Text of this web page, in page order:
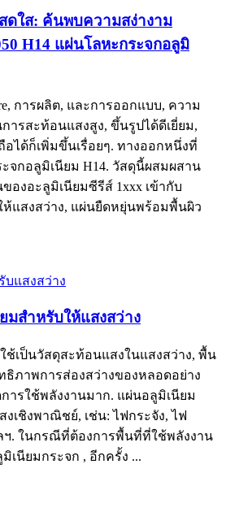
ดใส: ค้นพบความสง่างาม
H14 แผ่นโลหะกระจกอลูมิ
, การผลิต, และการออกแบบ, ความ
ารสะท้อนแสงสูง, ขึ้นรูปได้ดีเยี่ยม,
ได้ก็เพิ่มขึ้นเรื่อยๆ. ทางออกหนึ่งที่
จกอลูมิเนียม H14. วัสดุนี้ผสมผสาน
องอะลูมิเนียมซีรีส์ 1xxx เข้ากับ
แสงสว่าง, แผ่นยืดหยุ่นพร้อมพื้นผิว
สำหรับให้แสงสว่าง
ช้เป็นวัสดุสะท้อนแสงในแสงสว่าง, พื้น
ธิภาพการส่องสว่างของหลอดอย่าง
ารใช้พลังงานมาก. แผ่นอลูมิเนียม
เชิงพาณิชย์, เช่น: ไฟกระจัง, ไฟ
ฯ. ในกรณีที่ต้องการพื้นที่ที่ใช้พลังงาน
เนียมกระจก , อีกครั้ง ...